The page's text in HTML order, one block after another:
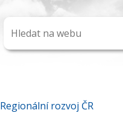
Regionální rozvoj ČR